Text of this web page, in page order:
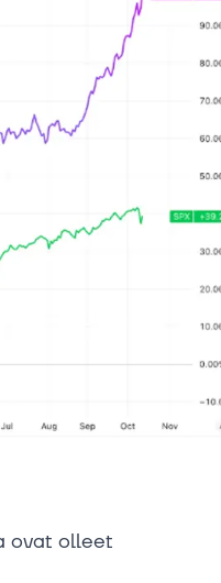
ovat olleet